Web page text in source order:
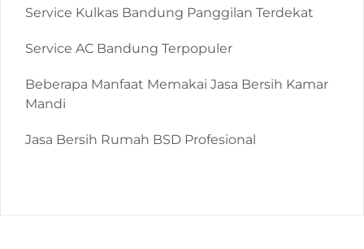
Service Kulkas Bandung Panggilan Terdekat
Service AC Bandung Terpopuler
Beberapa Manfaat Memakai Jasa Bersih Kamar
Mandi
Jasa Bersih Rumah BSD Profesional